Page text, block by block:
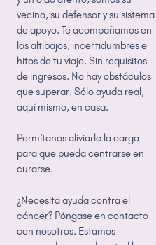
vecino, su defensor y su sistema
de apoyo. Te acompañamos en
los altibajos, incertidumbres e
hitos de tu viaje. Sin requisitos
de ingresos. No hay obstáculos
que superar. Sólo ayuda real,
aquí mismo, en casa.
Permítanos aliviarle la carga
para que pueda centrarse en
curarse.
¿Necesita ayuda contra el
cáncer? Póngase en contacto
con nosotros. Estamos